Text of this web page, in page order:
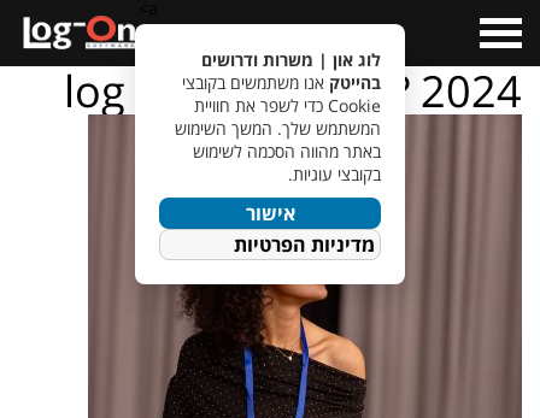
Menu
log – on – ???????? 2024
לוג און | משרות ודרושים
בהייטק אנו משתמשים בקובצי
Cookie כדי לשפר את חוויית
המשתמש שלך. המשך השימוש
באתר מהווה הסכמה לשימוש
בקובצי עוגיות.
אישור
מדיניות הפרטיות